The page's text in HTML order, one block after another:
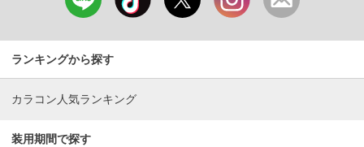
ランキングから探す
カラコン人気ランキング
装用期間で探す